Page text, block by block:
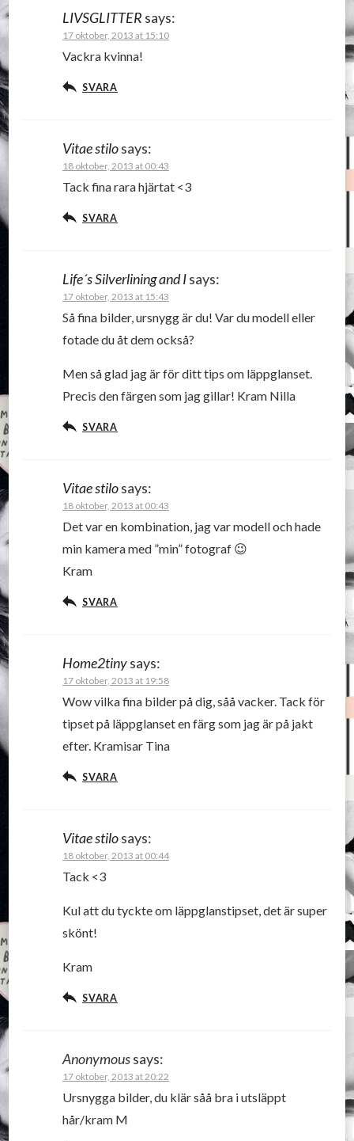
LIVSGLITTER says:
17 oktober, 2013 at 15:10
Vackra kvinna!
SVARA
Vitae stilosays:
18 oktober, 2013 at 00:43
Tack fina rara hjärtat <3
SVARA
Life´s Silverlining and Isays:
17 oktober, 2013 at 15:43
Så fina bilder, ursnygg är du! Var du modell eller
fotade du åt dem också?
Men så glad jag är för ditt tips om läppglanset.
Precis den färgen som jag gillar! Kram Nilla
SVARA
Vitae stilosays:
18 oktober, 2013 at 00:43
Det var en kombination, jag var modell och hade
min kamera med ”min” fotograf 😉
Kram
SVARA
Home2tinysays:
17 oktober, 2013 at 19:58
Wow vilka fina bilder på dig, såå vacker. Tack för
tipset på läppglanset en färg som jag är på jakt
efter. Kramisar Tina
SVARA
Vitae stilosays:
18 oktober, 2013 at 00:44
Tack <3
Kul att du tyckte om läppglanstipset, det är super
skönt!
Kram
SVARA
Anonymoussays:
17 oktober, 2013 at 20:22
Ursnygga bilder, du klär såå bra i utsläppt
hår/kram M